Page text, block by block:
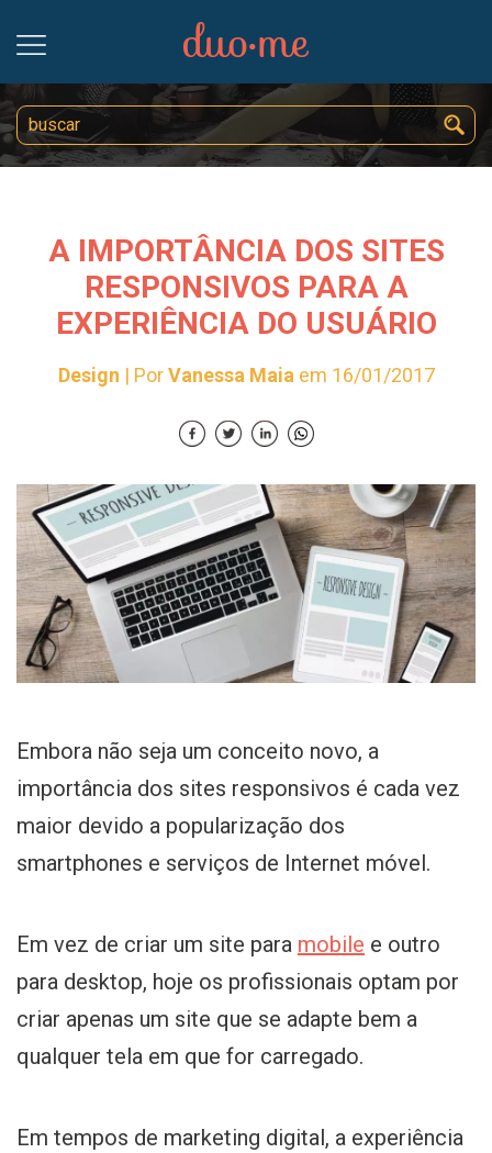
A IMPORTÂNCIA DOS SITES
RESPONSIVOS PARA A
EXPERIÊNCIA DO USUÁRIO
Design | PorVanessa Maia em 16/01/2017
Embora não seja um conceito novo, a
importância dos sites responsivos é cada vez
maior devido a popularização dos
smartphones e serviços de Internet móvel.
Em vez de criar um site para mobile e outro
para desktop, hoje os profissionais optam por
criar apenas um site que se adapte bem a
qualquer tela em que for carregado.
Em tempos de marketing digital, a experiência